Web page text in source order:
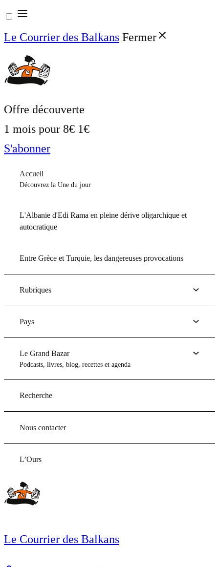
Aller
au
contenu
Le Courrier des Balkans Fermer
Offre découverte
1 mois pour 8€ 1€
S'abonner
Accueil
Découvrez la Une du jour
L'Albanie d'Edi Rama en pleine dérive oligarchique et
autocratique
Entre Grèce et Turquie, les dangereuses provocations
Rubriques
Pays
Le Grand Bazar
Podcasts, livres, blog, recettes et agenda
Recherche
Nous contacter
L’Ours
Le Courrier des Balkans